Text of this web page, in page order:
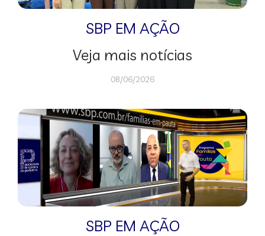
SBP EM AÇÃO
Veja mais notícias
08/06/2026
SBP EM AÇÃO